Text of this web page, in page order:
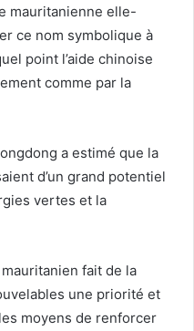
mauritanienne elle-
ce nom symbolique à
point l’aide chinoise
comme par la
a estimé que la
d’un grand potentiel
vertes et la
fait de la
une priorité et
moyens de renforcer